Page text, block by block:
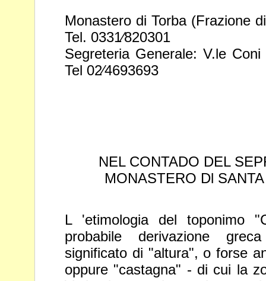
Monastero di Torba (Frazione
Tel. 0331⁄820301
Segreteria Generale: V.le
Tel 02⁄4693693
NEL CONTADO DEL
MONASTERO Dl
L 'etimologia del toponimo
probabile derivazione
significato di "altura", o forse
oppure "castagna" - di cui la